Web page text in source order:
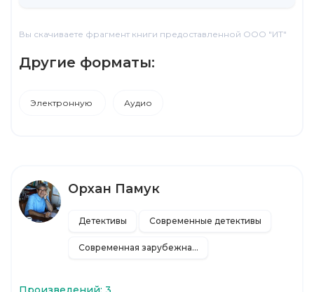
Вы скачиваете фрагмент книги предоставленной ООО "ИТ"
Другие форматы:
Электронную Аудио
Орхан Памук
Детективы Современные детективы
Современная зарубежная литература